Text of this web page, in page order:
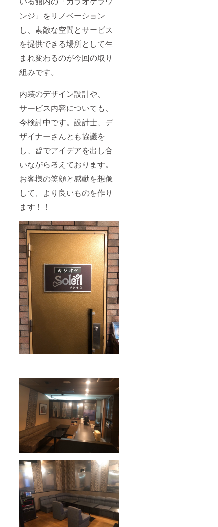
ンジ」をリノベーション
し、素敵な空間とサービス
を提供できる場所として生
まれ変わるのが今回の取り
組みです。
内装のデザイン設計や、
サービス内容についても、
今検討中です。設計士、デ
ザイナーさんとも協議を
し、皆でアイデアを出し合
いながら考えております。
お客様の笑顔と感動を想像
して、より良いものを作り
ます！！